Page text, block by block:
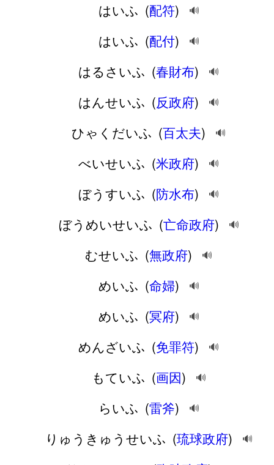
はいふ (配符) 🔊
はいふ (配付) 🔊
はるさいふ (春財布) 🔊
はんせいふ (反政府) 🔊
ひゃくだいふ (百太夫) 🔊
べいせいふ (米政府) 🔊
ぼうすいふ (防水布) 🔊
ぼうめいせいふ (亡命政府) 🔊
むせいふ (無政府) 🔊
めいふ (命婦) 🔊
めいふ (冥府) 🔊
めんざいふ (免罪符) 🔊
もていふ (画因) 🔊
らいふ (雷斧) 🔊
りゅうきゅうせいふ (琉球政府) 🔊